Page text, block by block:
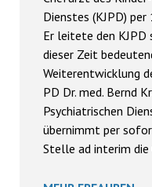
Dienstes (KJPD)
Er leitete den
dieser Zeit
Weiterentwicklung
PD Dr. med. Bernd
Psychiatrischen
übernimmt per
Stelle ad interim